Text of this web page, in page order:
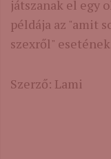
játszanak el egy
példája az "amit
szexről"
Szerző: Lami